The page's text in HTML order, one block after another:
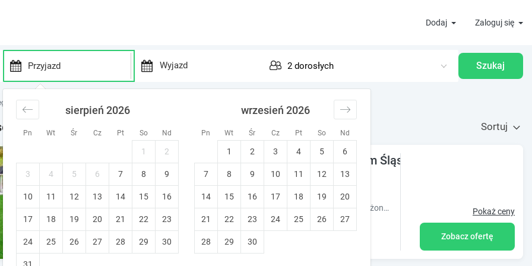
Dodaj Zaloguj się
P
e
s
s
d
o
w
n
r
d
w
a
Pn Wt Śr Cz Pt So Nd Pn Wt Śr Cz Pt So Nd
sierpień 2026
1 2
3 4 5 6 7 8 9
10 11 12 13 14 15 16
17 18 19 20 21 22 23
24 25 26 27 28 29 30
wrzesień 2026
1 2 3 4 5 6
7 8 9 10 11 12 13
14 15 16 17 18 19 20
21 22 23 24 25 26 27
28 29 30
Szukaj
Śląsk
Sortuj
Agrodomek - komfortowy Apartament na Górnym Śląsku
Cisek
Bezpłatna zmiana terminu Stworzony dla rodzin
Obiekt Agrodomek - komfortowy Apartament na Górnym Śląsku położony jest w miejscowości Cisek i oferuje klimatyzację. Odległość ważnych miej Pokaż ceny
Zobacz ofertę